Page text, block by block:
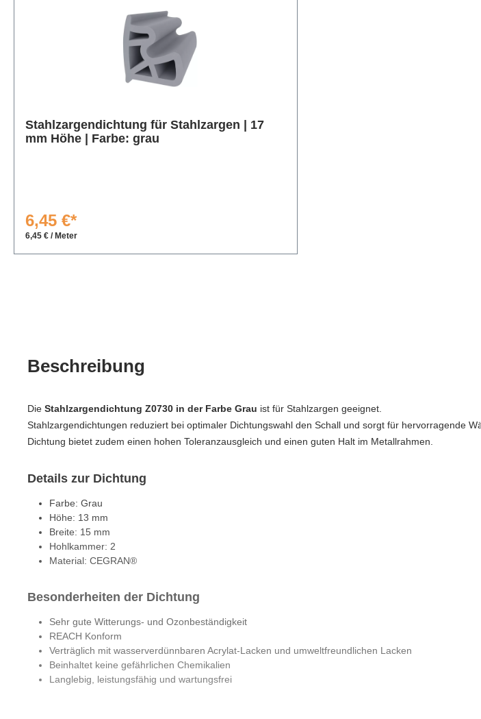
Stahlzargendichtung für Stahlzargen | 17
mm Höhe | Farbe: grau
6,45 €*
6,45 € / Meter
Beschreibung
Die Stahlzargendichtung Z0730 in der Farbe Grau ist für Stahlzargen geeignet.
Stahlzargendichtungen reduziert bei optimaler Dichtungswahl den Schall und sorgt für hervorragende
Dichtung bietet zudem einen hohen Toleranzausgleich und einen guten Halt im Metallrahmen.
Details zur Dichtung
Farbe: Grau
Höhe: 13 mm
Breite: 15 mm
Hohlkammer: 2
Material: CEGRAN®
Besonderheiten der Dichtung
Sehr gute Witterungs- und Ozonbeständigkeit
REACH Konform
Verträglich mit wasserverdünnbaren Acrylat-Lacken und umweltfreundlichen Lacken
Beinhaltet keine gefährlichen Chemikalien
Langlebig, leistungsfähig und wartungsfrei